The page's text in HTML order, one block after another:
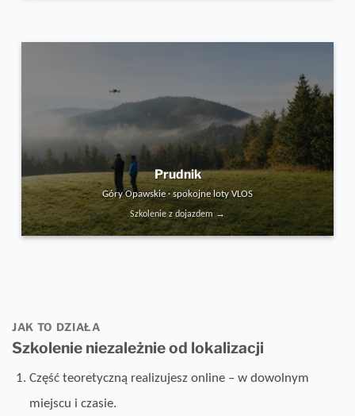
Prudnik
Góry Opawskie · spokojne loty VLOS
Szkolenie z dojazdem →
JAK TO DZIAŁA
Szkolenie niezależnie od lokalizacji
Część teoretyczną realizujesz online – w dowolnym
miejscu i czasie.